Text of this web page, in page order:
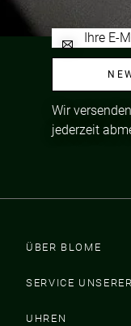
Wir
jederzeit
ÜBER BLOME
SERVICE
UHREN